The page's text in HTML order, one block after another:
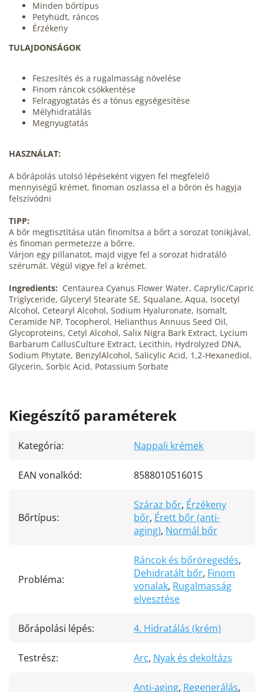
Minden bőrtípus
Petyhüdt, ráncos
Érzékeny
TULAJDONSÁGOK
Feszesítés és a rugalmasság növelése
Finom ráncok csökkentése
Felragyogtatás és a tónus egységesítése
Mélyhidratálás
Megnyugtatás
HASZNÁLAT:
A bőrápolás utolsó lépéseként vigyen fel megfelelő
mennyiségű krémet, finoman oszlassa el a bőrön és hagyja
felszívódni
TIPP:
A bőr megtisztítása után finomítsa a bőrt a sorozat tonikjával,
és finoman permetezze a bőrre.
Várjon egy pillanatot, majd vigye fel a sorozat hidratáló
szérumát. Végül vigye fel a krémet.
Ingredients: Centaurea Cyanus Flower Water, Caprylic/Capric
Triglyceride, Glyceryl Stearate SE, Squalane, Aqua, Isocetyl
Alcohol, Cetearyl Alcohol, Sodium Hyaluronate, Isomalt,
Ceramide NP, Tocopherol, Helianthus Annuus Seed Oil,
Glycoproteins, Cetyl Alcohol, Salix Nigra Bark Extract, Lycium
Barbarum CallusCulture Extract, Lecithin, Hydrolyzed DNA,
Sodium Phytate, BenzylAlcohol, Salicylic Acid, 1,2-Hexanediol,
Glycerin, Sorbic Acid, Potassium Sorbate
Kiegészítő paraméterek
Kategória: Nappali krémek
EAN vonalkód: 8588010516015
Bőrtípus:
Száraz bőr, Érzékeny
bőr, Érett bőr (anti-
aging), Normál bőr
Probléma:
Ráncok és bőröregedés,
Dehidratált bőr, Finom
vonalak, Rugalmasság
elvesztése
Bőrápolási lépés: 4. Hidratálás (krém)
Testrész: Arc, Nyak és dekoltázs
Anti-aging, Regenerálás,